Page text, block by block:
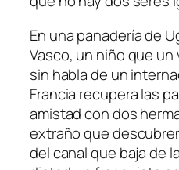
En una panadería de
Vasco, un niño que
sin habla de un
Francia recupera las
amistad con dos
extraño que
del canal que baja de